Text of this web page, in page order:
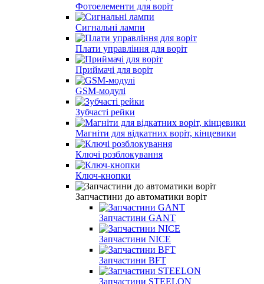
Фотоелементи для воріт
Сигнальні лампи
Плати управління для воріт
Приймачі для воріт
GSM-модулі
Зубчасті рейки
Магніти для відкатних воріт, кінцевики
Ключі розблокування
Ключ-кнопки
Запчастини до автоматики воріт
Запчастини GANT
Запчастини NICE
Запчастини BFT
Запчастини STEELON